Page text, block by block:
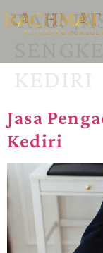
TAG:
Jasa
Kediri